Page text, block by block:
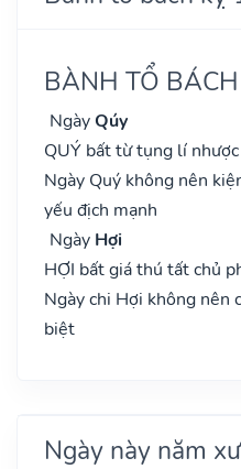
BÀNH TỔ
NgàyQúy
QUÝ bất từ tụng lí
Ngày Quý không nên
yếu địch mạnh
Ngày Hợi
HỢI bất giá thú tất chủ
Ngày chi Hợi không nên
biệt
Ngày này năm